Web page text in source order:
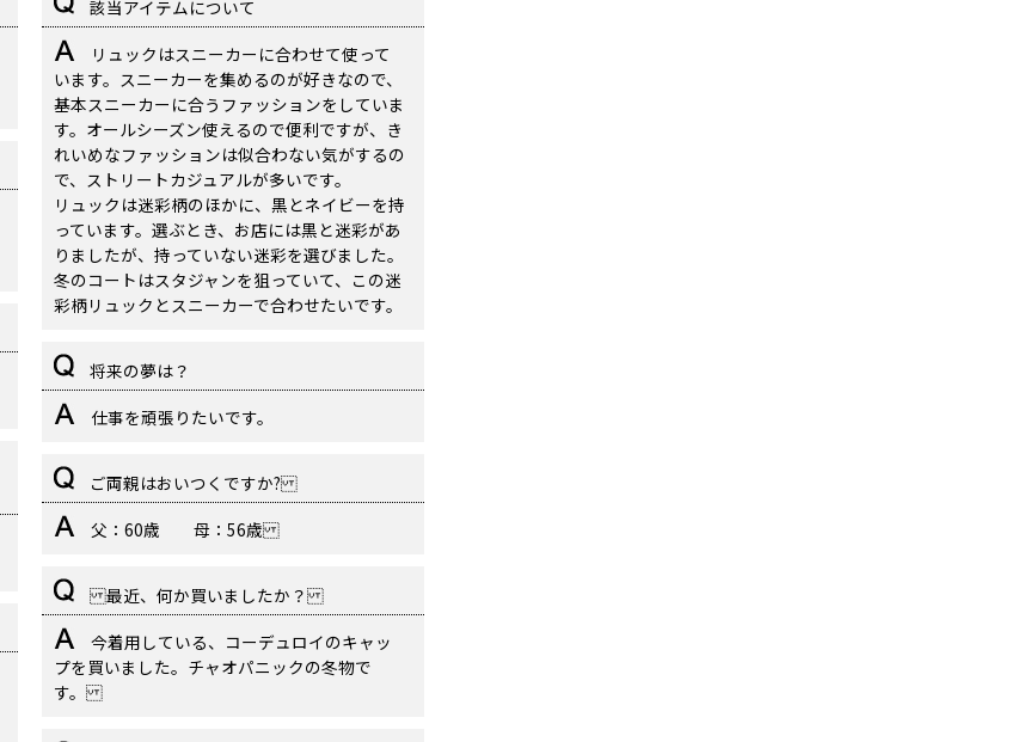
該当アイテムについて
リュックはスニーカーに合わせて使って
います。スニーカーを集めるのが好きなので、
基本スニーカーに合うファッションをしていま
す。オールシーズン使えるので便利ですが、き
れいめなファッションは似合わない気がするの
で、ストリートカジュアルが多いです。
リュックは迷彩柄のほかに、黒とネイビーを持
っています。選ぶとき、お店には黒と迷彩があ
りましたが、持っていない迷彩を選びました。
冬のコートはスタジャンを狙っていて、この迷
彩柄リュックとスニーカーで合わせたいです。
将来の夢は？
仕事を頑張りたいです。
ご両親はおいつくですか?
父：60歳 母：56歳
最近、何か買いましたか？
今着用している、コーデュロイのキャッ
プを買いました。チャオパニックの冬物で
す。